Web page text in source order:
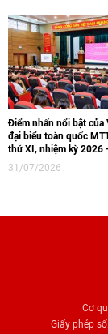
Điểm nhấn nổi bật của
đại biểu toàn quốc
thứ XI, nhiệm kỳ 2026
31/07/2026
Cơ
Giấy phép